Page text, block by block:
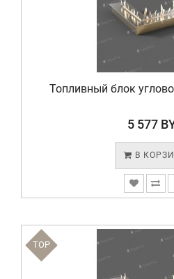
Топливный блок
5 577
В
TOP